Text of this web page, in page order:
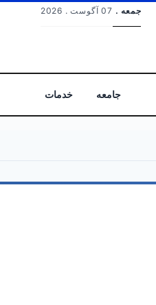
جمعه . 07 آگوست . 2026
جامعه خدمات